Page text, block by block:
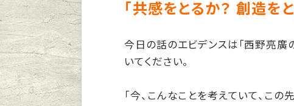
「共感をとるか？ 創造を
今日の話のエビデンスは「西野亮廣
いてください。
「今、こんなことを考えていて、こ